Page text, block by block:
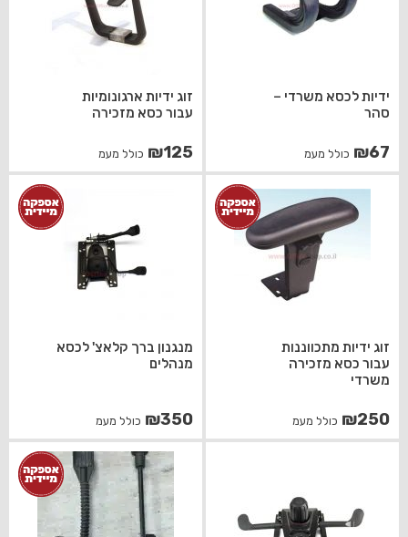
ידיות לכסא משרדי –
סהר
₪67 כולל מעמ
זוג ידיות ארגונומיות
עבור כסא מזכירה
₪125 כולל מעמ
זוג ידיות מתכווננות
עבור כסא מזכירה
משרדי
₪250 כולל מעמ
מנגנון ברך קלאצ' לכסא
מנהלים
₪350 כולל מעמ